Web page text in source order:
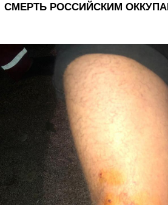
СМЕРТЬ РОССИЙСКИМ